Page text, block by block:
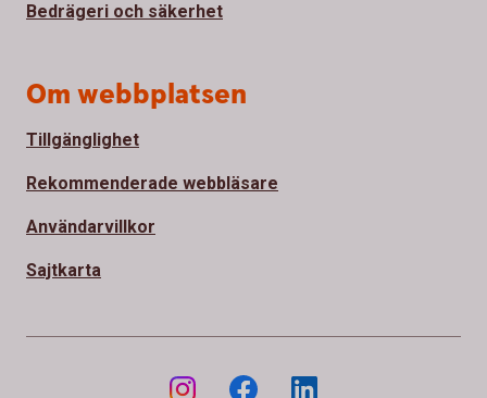
Bedrägeri och säkerhet
Om webbplatsen
Tillgänglighet
Rekommenderade webbläsare
Användarvillkor
Sajtkarta